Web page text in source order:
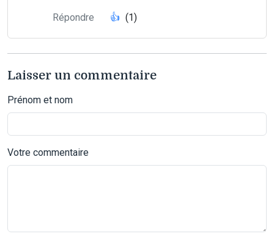
Répondre 👍 (1)
Laisser un commentaire
Prénom et nom
Votre commentaire